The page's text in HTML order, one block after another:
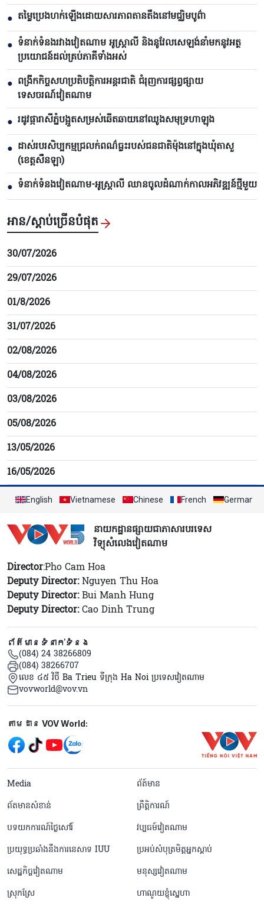
● តម្លៃប្រេងហក់ឡើងដោយសារភាពតានតឹងនៅមជ្ឈិមបូព៌ា
● ទំនាក់ទំនងរវាងវៀតណាម អូស្ត្រាលី និងនូវែលសេឡង់នាំមកនូវអត្ថ
ប្រយោជន៍ដល់គ្រប់ភាគីទាំងអស់
● ពង្រីកកិច្ចសហប្រតិបត្តិការអន្តរជាតិ ជំរុញការផ្សព្វផ្សាយ
ទេសចរណ៍វៀតណាម
● រដូវផ្ការាសីភ្នំបង្អួតសម្រស់ឆើតឆាយនៅឈូងសមុទ្រហាឡុង
● ដាស់របរសិប្បកម្មជ្រលក់ពណ៌ធ្លះរបស់ជនជាតិម៉ុងនៅក្នុងឃុំតាសួ
(ខេត្តសឺនឡា)
● ទំនាក់ទំនងវៀតណាម-អូស្ត្រាលី ឈាន​ចូលដំណាក់កាលអភិវឌ្ឍន៍ថ្មីមួយ
អាន/ស្តាប់ច្រើនបំផុត
30/07/2026
29/07/2026
01/8/2026
31/07/2026
02/08/2026
04/08/2026
03/08/2026
05/08/2026
13/05/2026
16/05/2026
English Vietnamese Chinese French German
នាយកដ្ឋានផ្សាយជាភាសារបរទេស
វិទ្យុសំលេងវៀតណាម
Director:Pho Cam Hoa
Deputy Director:Nguyen Thu Hoa
Deputy Director:Bui Manh Hung
Deputy Director:Cao Dinh Trung
ព័ត៌មានទំនាក់ទំនង
(084) 24 38266809
(084) 38266707
លេខ ៤៥ វិថី Ba Trieu ទីក្រុង Ha Noi ប្រទេសវៀតណាម
vovworld@vov.vn
Mạng xã hội
តាមដាន VOV World:
menu footer tiếng Khmer
Media
ព័ត៍មាន
ព័តមានសំខាន់
ព្រឹត្តិការណ៍
បទយកការណ៍ថ្ងៃសៅរ៍
វប្បធម៍វៀតណាម
ប្រយុទ្ធប្រឆាំងនឹងការនេសាទ IUU
ប្រអប់សំបុត្រមិត្តអ្នកស្តាប់
សេដ្ឋកិច្ចវៀតណាម
មនុស្សវៀតណាម
ស្រុកស្រែ
ហាណូយខ្ញុំស្នេហា